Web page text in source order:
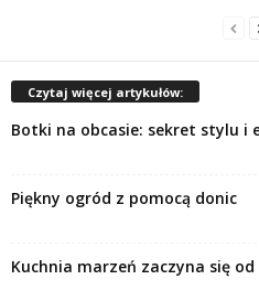
Czytaj więcej artykułów:
Botki na obcasie: sekret stylu i
Piękny ogród z pomocą donic
Kuchnia marzeń zaczyna się